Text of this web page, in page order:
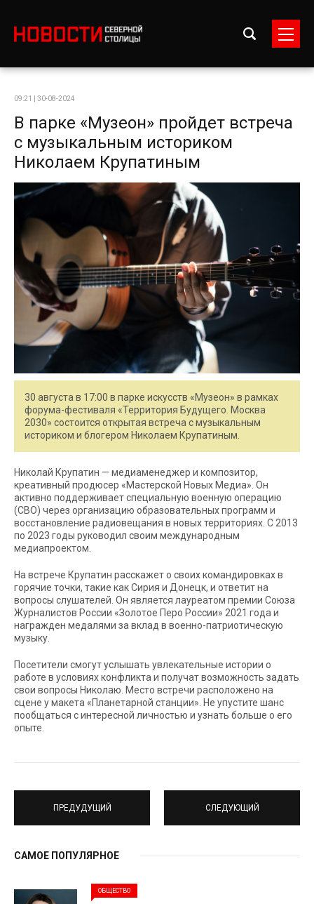
09:21 | 30-08-2024
В парке «Музеон» пройдет встреча
с музыкальным историком
Николаем Крупатиным
30 августа в 17:00 в парке искусств «Музеон» в рамках
форума-фестиваля «Территория Будущего. Москва
2030» состоится открытая встреча с музыкальным
историком и блогером Николаем Крупатиным.
Николай Крупатин — медиаменеджер и композитор,
креативный продюсер «Мастерской Новых Медиа». Он
активно поддерживает специальную военную операцию
(СВО) через организацию образовательных программ и
восстановление радиовещания в новых территориях. С 2013
по 2023 годы руководил своим международным
медиапроектом.
На встрече Крупатин расскажет о своих командировках в
горячие точки, такие как Сирия и Донецк, и ответит на
вопросы слушателей. Он является лауреатом премии Союза
Журналистов России «Золотое Перо России» 2021 года и
награжден медалями за вклад в военно-патриотическую
музыку.
Посетители смогут услышать увлекательные истории о
работе в условиях конфликта и получат возможность задать
свои вопросы Николаю. Место встречи расположено на
сцене у макета «Планетарной станции». Не упустите шанс
пообщаться с интересной личностью и узнать больше о его
опыте.
ПРЕДУДУЩИЙ СЛЕДУЮЩИЙ
САМОЕ ПОПУЛЯРНОЕ
ОБЩЕСТВО